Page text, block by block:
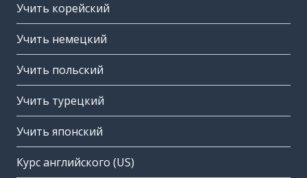
Учить корейский
Учить немецкий
Учить польский
Учить турецкий
Учить японский
Курс английского (US)